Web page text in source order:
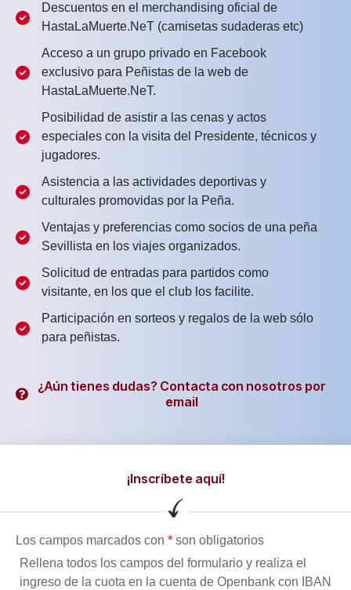
Descuentos en el merchandising oficial de
HastaLaMuerte.NeT (camisetas sudaderas etc)
Acceso a un grupo privado en Facebook
exclusivo para Peñistas de la web de
HastaLaMuerte.NeT.
Posibilidad de asistir a las cenas y actos
especiales con la visita del Presidente, técnicos y
jugadores.
Asistencia a las actividades deportivas y
culturales promovidas por la Peña.
Ventajas y preferencias como socios de una peña
Sevillista en los viajes organizados.
Solicitud de entradas para partidos como
visitante, en los que el club los facilite.
Participación en sorteos y regalos de la web sólo
para peñistas.
¿Aún tienes dudas? Contacta con nosotros por
email
¡Inscríbete aquí!
Los campos marcados con * son obligatorios
Rellena todos los campos del formulario y realiza el
ingreso de la cuota en la cuenta de Openbank con IBAN